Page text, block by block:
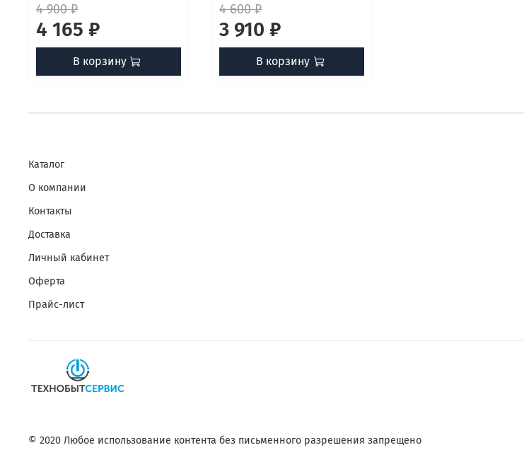
4 900 ₽
4 165 ₽
В корзину
4 600 ₽
3 910 ₽
В корзину
Каталог
О компании
Контакты
Доставка
Личный кабинет
Оферта
Прайс-лист
© 2020 Любое использование контента без письменного разрешения запрещено